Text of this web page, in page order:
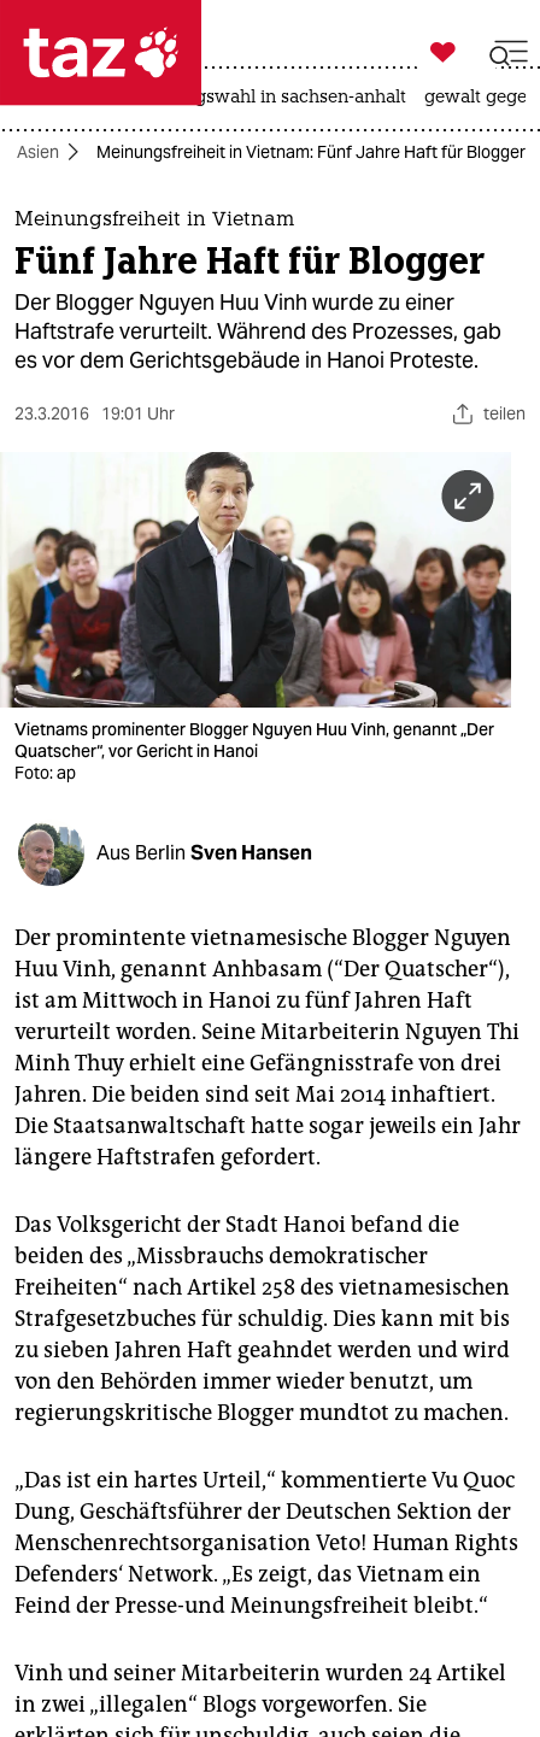
 taz zahl ich
taz zahl ich
themen
politik
öko
berlin
nord
wahrheit
verlag
verlag
shop
fragen & hilfe
unterstützen
abo
genossenschaft
epaper login

taz zahl ich
landtagswahl in sachsen-anhalt gewalt
Asien Meinungsfreiheit in Vietnam: Fünf Jahre Haft für Blogger
Meinungsfreiheit in Vietnam
Fünf Jahre Haft für Blogger
Der Blogger Nguyen Huu Vinh wurde zu einer
Haftstrafe verurteilt. Während des Prozesses, gab
es vor dem Gerichtsgebäude in Hanoi Proteste.
23.3.2016 19:01 Uhr teilen
Vietnams prominenter Blogger Nguyen Huu Vinh, genannt „Der
Quatscher“, vor Gericht in Hanoi
Foto: ap
Aus Berlin Sven Hansen
Der promintente vietnamesische Blogger Nguyen
Huu Vinh, genannt Anhbasam (“Der Quatscher“),
ist am Mittwoch in Hanoi zu fünf Jahren Haft
verurteilt worden. Seine Mitarbeiterin Nguyen Thi
Minh Thuy erhielt eine Gefängnisstrafe von drei
Jahren. Die beiden sind seit Mai 2014 inhaftiert.
Die Staatsanwaltschaft hatte sogar jeweils ein Jahr
längere Haftstrafen gefordert.
Das Volksgericht der Stadt Hanoi befand die
beiden des „Missbrauchs demokratischer
Freiheiten“ nach Artikel 258 des vietnamesischen
Strafgesetzbuches für schuldig. Dies kann mit bis
zu sieben Jahren Haft geahndet werden und wird
von den Behörden immer wieder benutzt, um
regierungskritische Blogger mundtot zu machen.
„Das ist ein hartes Urteil,“ kommentierte Vu Quoc
Dung, Geschäftsführer der Deutschen Sektion der
Menschenrechtsorganisation Veto! Human Rights
Defenders‘ Network. „Es zeigt, das Vietnam ein
Feind der Presse-und Meinungsfreiheit bleibt.“
Vinh und seiner Mitarbeiterin wurden 24 Artikel
in zwei „illegalen“ Blogs vorgeworfen. Sie